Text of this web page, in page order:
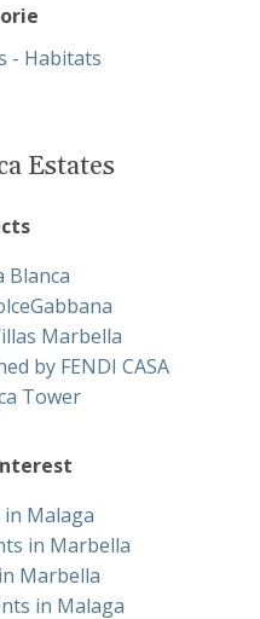
- Habitats
Estates
Blanca
Marbella
by FENDI CASA
Tower
Malaga
in Marbella
Marbella
in Malaga